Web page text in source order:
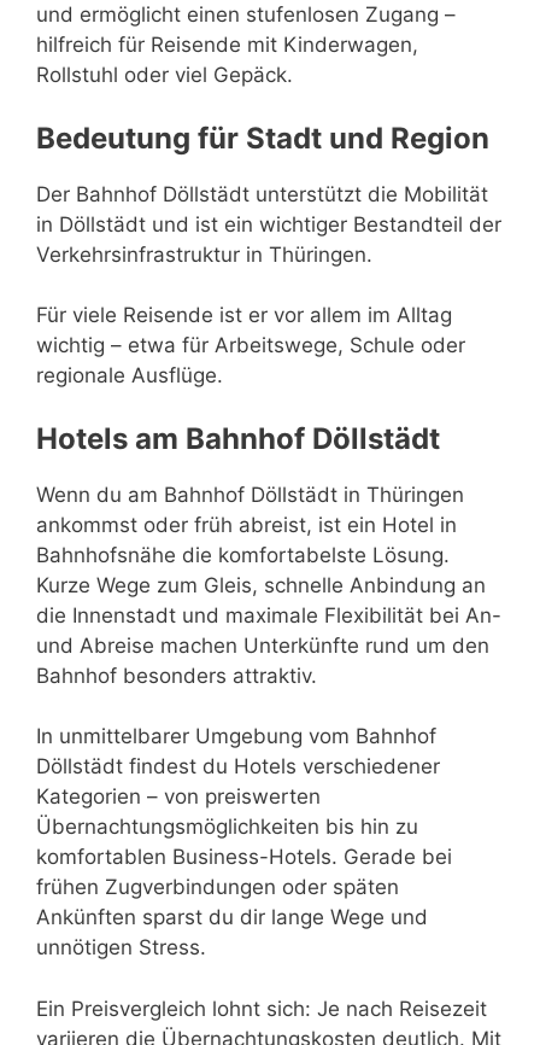
und ermöglicht einen stufenlosen Zugang –
hilfreich für Reisende mit Kinderwagen,
Rollstuhl oder viel Gepäck.
Bedeutung für Stadt und Region
Der Bahnhof Döllstädt unterstützt die Mobilität
in Döllstädt und ist ein wichtiger Bestandteil der
Verkehrsinfrastruktur in Thüringen.
Für viele Reisende ist er vor allem im Alltag
wichtig – etwa für Arbeitswege, Schule oder
regionale Ausflüge.
Hotels am Bahnhof Döllstädt
Wenn du am Bahnhof Döllstädt in Thüringen
ankommst oder früh abreist, ist ein Hotel in
Bahnhofsnähe die komfortabelste Lösung.
Kurze Wege zum Gleis, schnelle Anbindung an
die Innenstadt und maximale Flexibilität bei An-
und Abreise machen Unterkünfte rund um den
Bahnhof besonders attraktiv.
In unmittelbarer Umgebung vom Bahnhof
Döllstädt findest du Hotels verschiedener
Kategorien – von preiswerten
Übernachtungsmöglichkeiten bis hin zu
komfortablen Business-Hotels. Gerade bei
frühen Zugverbindungen oder späten
Ankünften sparst du dir lange Wege und
unnötigen Stress.
Ein Preisvergleich lohnt sich: Je nach Reisezeit
variieren die Übernachtungskosten deutlich. Mit